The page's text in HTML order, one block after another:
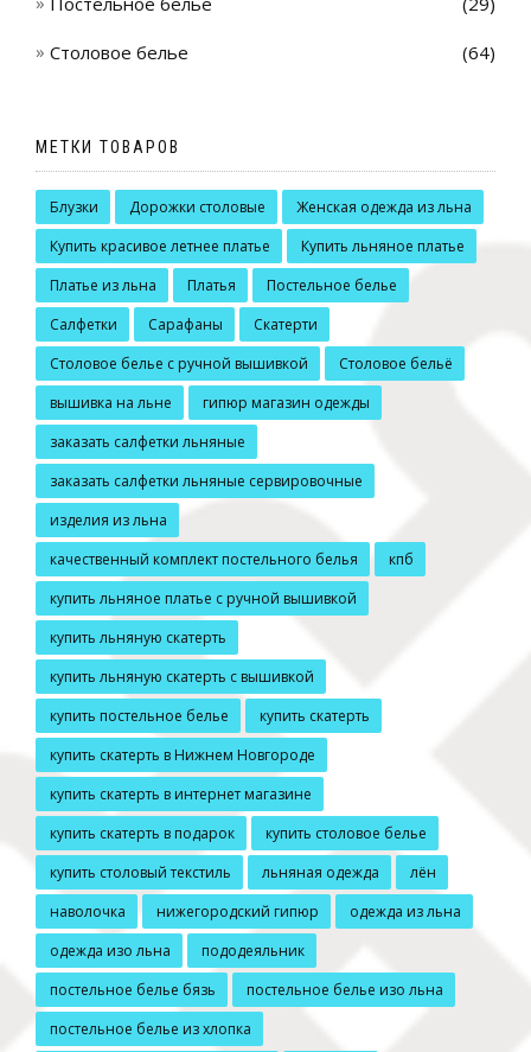
Столовое белье (64)
МЕТКИ ТОВАРОВ
Блузки Дорожки столовые
Женская одежда из льна
Купить красивое летнее платье
Купить льняное платье
Платье из льна
Платья
Постельное белье
Салфетки
Сарафаны
Скатерти
Столовое белье с ручной вышивкой
Столовое бельё
вышивка на льне
гипюр магазин одежды
заказать салфетки льняные
заказать салфетки льняные сервировочные
изделия из льна
качественный комплект постельного белья
кпб
купить льняное платье с ручной вышивкой
купить льняную скатерть
купить льняную скатерть с вышивкой
купить постельное белье
купить скатерть
купить скатерть в Нижнем Новгороде
купить скатерть в интернет магазине
купить скатерть в подарок
купить столовое белье
купить столовый текстиль
льняная одежда
лён
наволочка
нижегородский гипюр
одежда из льна
одежда изо льна
пододеяльник
постельное белье бязь
постельное белье изо льна
постельное белье из хлопка